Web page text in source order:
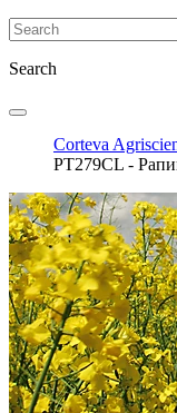
Search
Corteva
PТ279CL -